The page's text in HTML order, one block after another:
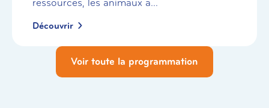
ressources, les animaux a...
Découvrir
Voir toute la programmation